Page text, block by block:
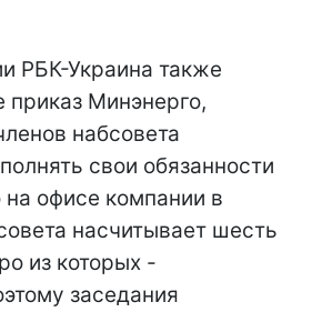
РБК-Украина также
приказ Минэнерго,
набсовета
свои обязанности
на офисе компании в
насчитывает шесть
из которых -
заседания